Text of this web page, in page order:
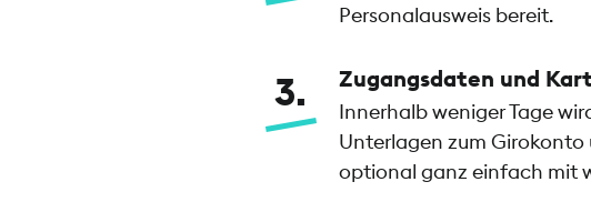
Personalausweis bereit.
3 Zugangsdaten und
Innerhalb weniger Tage
Unterlagen zum Girokonto
optional ganz einfach mit